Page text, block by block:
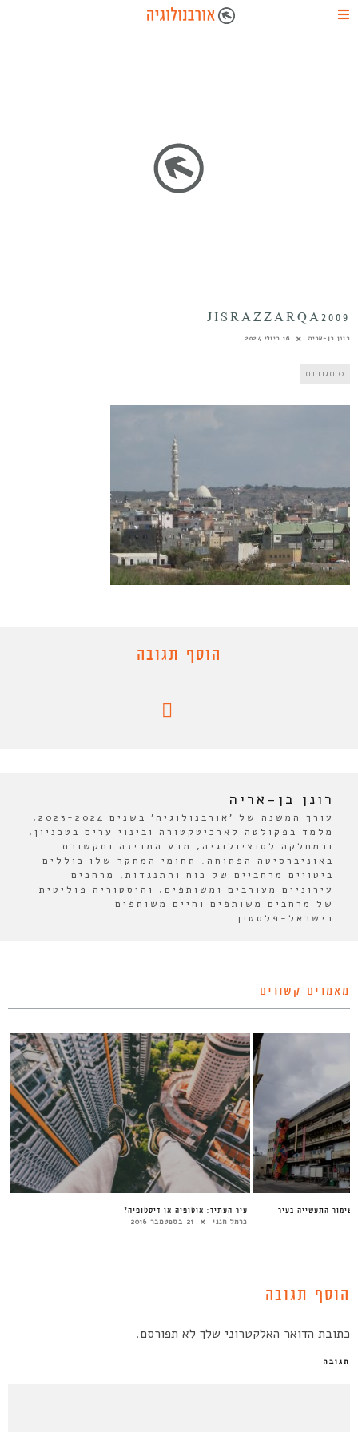
JISRAZZARQA2009
רונן בן-אריה 16 ביולי 2024
0 תגובות
הוסף תגובה
רונן בן-אריה
עורך המשנה של 'אורבנולוגיה' בשנים 2023-2024,
מלמד בפקולטה לארכיטקטורה ובינוי ערים בטכניון,
ובמחלקה לסוציולוגיה, מדע המדינה ותקשורת
באוניברסיטה הפתוחה. תחומי המחקר שלו כוללים
ביטויים מרחביים של כוח והתנגדות, מרחבים
עירוניים מעורבים ומשותפים, והיסטוריה פוליטית
של מרחבים משותפים וחיים משותפים
בישראל-פלסטין.
מאמרים קשורים
עיר העתיד: אוטופיה או דיסטופיה?
כרמל חנני 21 בספטמבר 2016
התעשייה בעיר
הוסף תגובה
כתובת הדואר האלקטרוני שלך לא תפורסם.
תגובה